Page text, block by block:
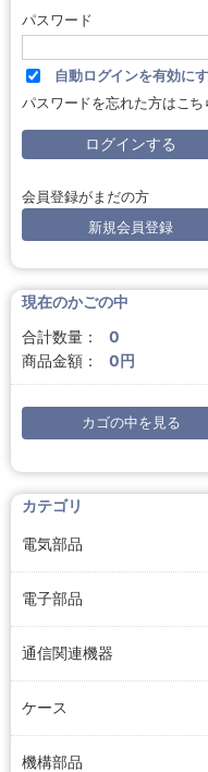
パスワード
自動ログインを有効に
パスワードを忘れた方はこち
会員登録がまだの方
新規会員登録
現在のかごの中
合計数量：
0
商品金額：
0円
カゴの中を見る
カテゴリ
電気部品
電子部品
通信関連機器
ケース
機構部品